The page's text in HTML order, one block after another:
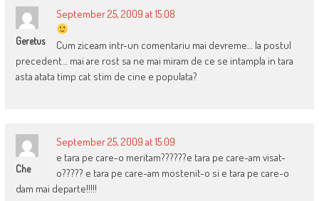
Geretus
September 25, 2009 at 15:08
Cum ziceam intr-un comentariu mai devreme… la postul
precedent… mai are rost sa ne mai miram de ce se intampla in tara
asta atata timp cat stim de cine e populata?
Che
September 25, 2009 at 15:09
e tara pe care-o meritam??????e tara pe care-am visat-
o????? e tara pe care-am mostenit-o si e tara pe care-o
dam mai departe!!!!!